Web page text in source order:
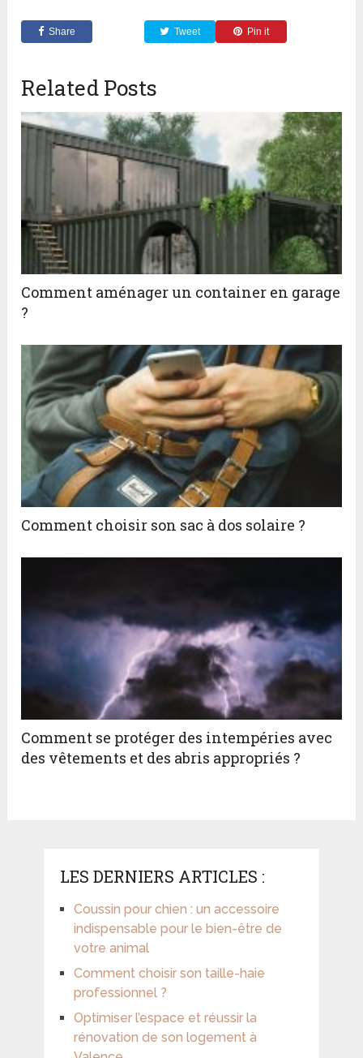
Share Tweet Pin it
Related Posts
Comment aménager un container en garage
?
Comment choisir son sac à dos solaire ?
Comment se protéger des intempéries avec
des vêtements et des abris appropriés ?
LES DERNIERS ARTICLES :
Coussin pour chien : un accessoire
indispensable pour le bien-être de
votre animal
Comment choisir son taille-haie
professionnel ?
Optimiser l’espace et réussir la
rénovation de son logement à